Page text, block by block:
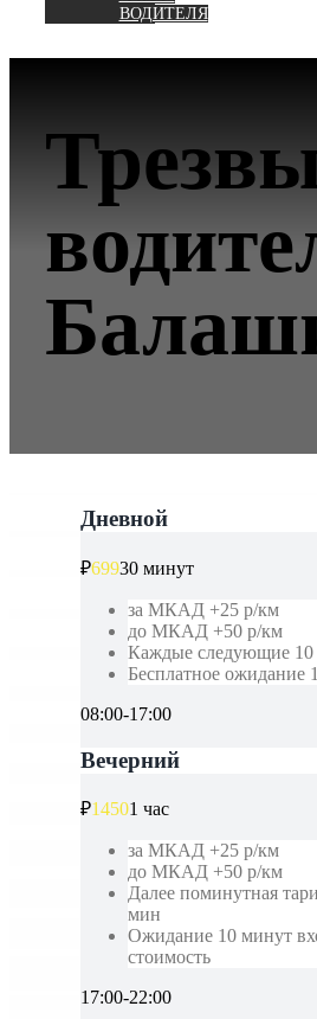
ВОДИТЕЛЯ
Дневной
₽69930 минут
за МКАД +25 р/км
до МКАД +50 р/км
Каждые следующие 10
Бесплатное ожидание
08:00-17:00
Вечерний
₽14501 час
за МКАД +25 р/км
до МКАД +50 р/км
Далее поминутная
мин
Ожидание 10 минут
стоимость
17:00-22:00